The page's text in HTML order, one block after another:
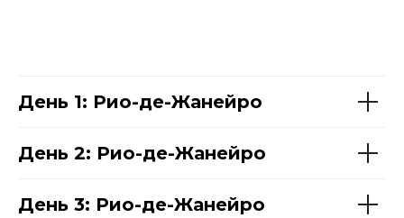
День 1: Рио-де-Жанейро
День 2: Рио-де-Жанейро
День 3: Рио-де-Жанейро